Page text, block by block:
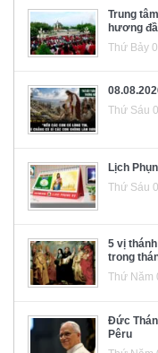
Trung
hương
Thứ Bảy
Thứ Sáu
Lịch
Thứ Sáu
5 vị
trong
Thứ Năm
Đức
Pêru